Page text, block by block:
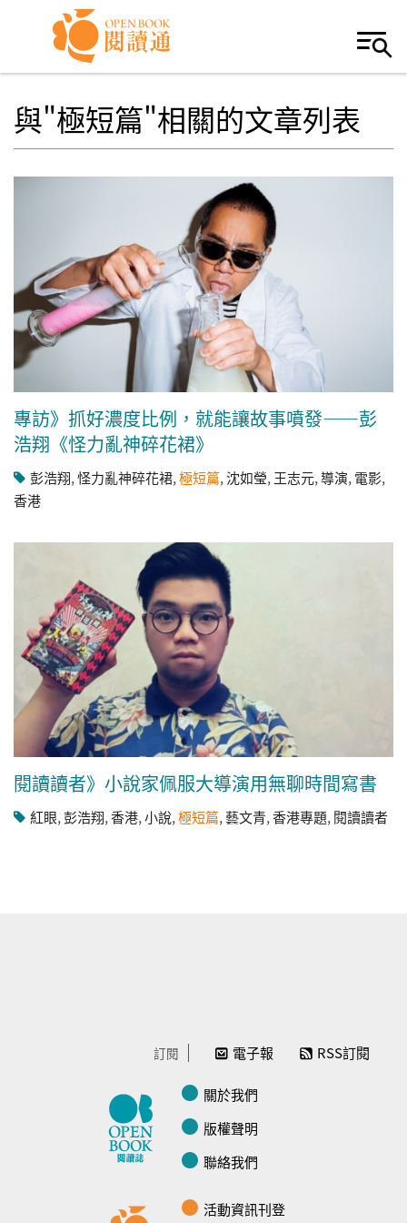
Skip to navigation
移至主內容
與"極短篇"相關的文章列表
專訪》抓好濃度比例，就能讓故事噴發——彭
浩翔《怪力亂神碎花裙》
彭浩翔,怪力亂神碎花裙,極短篇,沈如瑩, 王志元,導演, 電影,
香港
閱讀讀者》小說家佩服大導演用無聊時間寫書
紅眼,彭浩翔,香港,小說,極短篇,藝文青,香港專題,閱讀讀者
訂閱 電子報 RSS訂閱
關於我們
版權聲明
聯絡我們
活動資訊刊登